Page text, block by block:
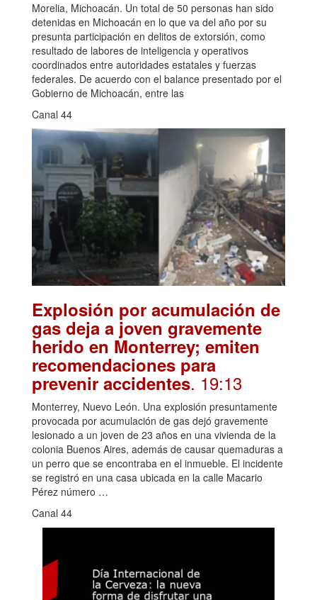
Morelia, Michoacán. Un total de 50 personas han sido
detenidas en Michoacán en lo que va del año por su
presunta participación en delitos de extorsión, como
resultado de labores de inteligencia y operativos
coordinados entre autoridades estatales y fuerzas
federales. De acuerdo con el balance presentado por el
Gobierno de Michoacán, entre las
Canal 44
Explosión por acumulación de
gas deja a joven gravemente
herido en Monterrey; emiten
recomendaciones para
prevenir accidentes. 19:13
Monterrey, Nuevo León. Una explosión presuntamente
provocada por acumulación de gas dejó gravemente
lesionado a un joven de 23 años en una vivienda de la
colonia Buenos Aires, además de causar quemaduras a
un perro que se encontraba en el inmueble. El incidente
se registró en una casa ubicada en la calle Macario
Pérez número …
Canal 44